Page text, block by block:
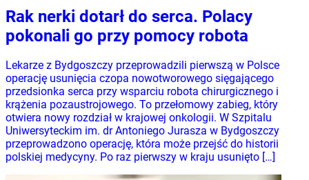
Rak nerki dotarł do serca. Polacy
pokonali go przy pomocy robota
Lekarze z Bydgoszczy przeprowadzili pierwszą w Polsce
operację usunięcia czopa nowotworowego sięgającego
przedsionka serca przy wsparciu robota chirurgicznego i
krążenia pozaustrojowego. To przełomowy zabieg, który
otwiera nowy rozdział w krajowej onkologii. W Szpitalu
Uniwersyteckim im. dr Antoniego Jurasza w Bydgoszczy
przeprowadzono operację, która może przejść do historii
polskiej medycyny. Po raz pierwszy w kraju usunięto […]